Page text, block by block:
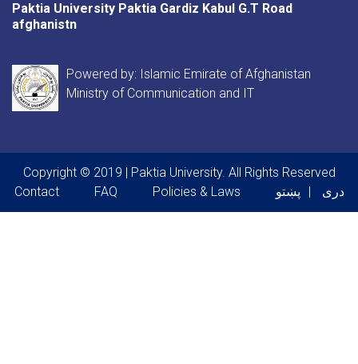
Paktia University Paktia Gardiz Kabul G.T Road
afghanistn
Powered by: Islamic Emirate of Afghanistan
Ministry of Communication and IT
Copyright © 2019 | Paktia University. All Rights Reserved
Footer menu
Contact FAQ Policies & Laws پښتو دری